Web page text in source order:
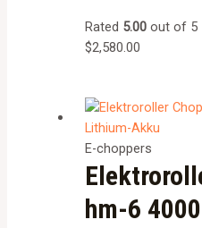
Rated 5.00 out of 5
$2,580.00
E-choppers
hm-6